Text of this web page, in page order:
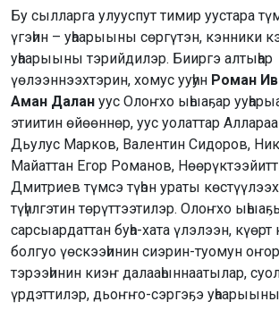
Бу сылларга улууспут тимир уустара
үгэһин – уһаарыыны сөргүтэн, кэнники
уһаарыыны тэрийдилэр. Бииргэ алтыһар
үөлээннээхтэрин, хомус ууһун Роман
Аман Далан уус Олоҥхо ыһыаҕар
этиитин өйөөннөр, уус уолаттар
Дьулус Марков, Валентин Сидоров,
Майаттан Егор Романов,
Дмитриев түмсэ түһэн ураты
түһүлгэтин төрүттээтилэр. Олоҥхо
сарсыардаттан буһа-хата үлэлээн, күөрт
болгуо үөскээһинин сиэрин-туомун
тэрээһинин киэҥ далааһыннаатылар,
үрдэттилэр, дьоҥҥо-сэргэҕэ